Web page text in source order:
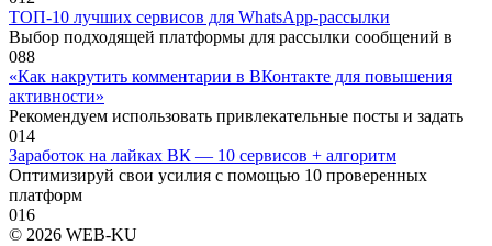
ТОП-10 лучших сервисов для WhatsApp-рассылки
Выбор подходящей платформы для рассылки сообщений в
088
«Как накрутить комментарии в ВКонтакте для повышения
активности»
Рекомендуем использовать привлекательные посты и задать
014
Заработок на лайках ВК — 10 сервисов + алгоритм
Оптимизируй свои усилия с помощью 10 проверенных
платформ
016
© 2026 WEB-KU